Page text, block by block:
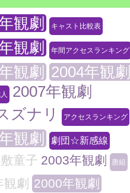
観劇 キャスト比較表
観劇 年間アクセスランキング
観劇 2004年観劇
2007年観劇
ズナリ
アクセスランキング
観劇 劇団☆新感線
童子 2003年観劇 唐組
劇
2000年観劇